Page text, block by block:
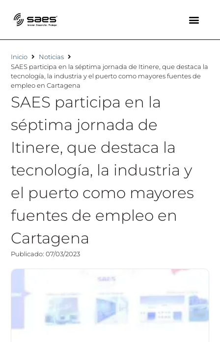
Inicio
Noticias
SAES participa en la séptima jornada de Itinere, que destaca la
tecnología, la industria y el puerto como mayores fuentes de
empleo en Cartagena
SAES participa en la
séptima jornada de
Itinere, que destaca la
tecnología, la industria y
el puerto como mayores
fuentes de empleo en
Cartagena
Publicado: 07/03/2023